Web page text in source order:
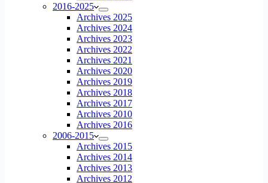
2016-2025
Archives 2025
Archives 2024
Archives 2023
Archives 2022
Archives 2021
Archives 2020
Archives 2019
Archives 2018
Archives 2017
Archives 2010
Archives 2016
2006-2015
Archives 2015
Archives 2014
Archives 2013
Archives 2012